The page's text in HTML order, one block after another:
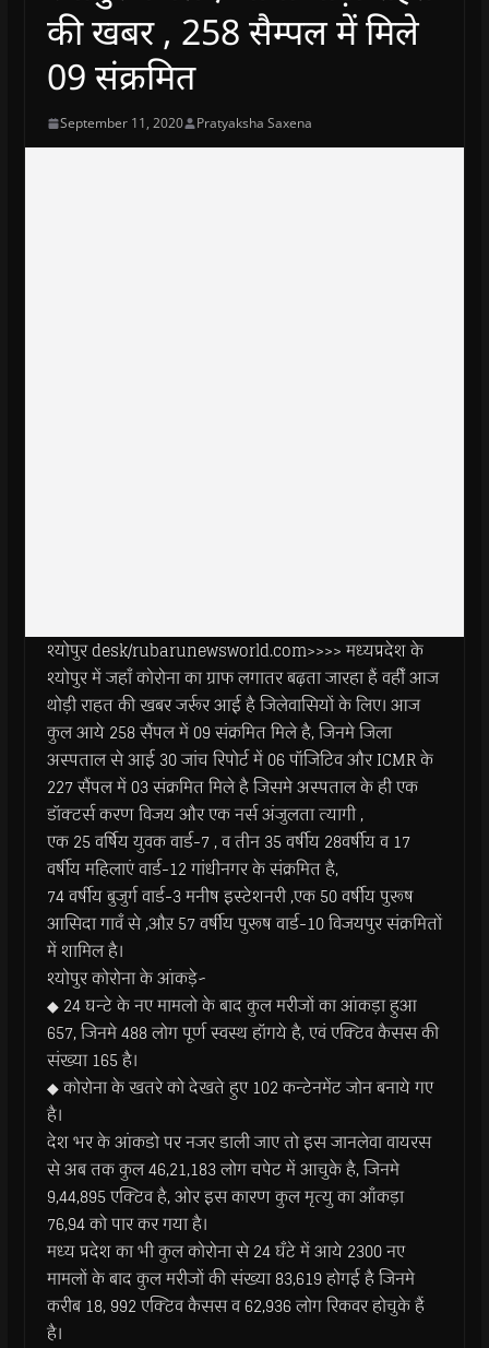
की खबर , 258 सैम्पल में मिले
09 संक्रमित
September 11, 2020 Pratyaksha Saxena
श्योपुर desk/rubarunewsworld.com>>>> मध्यप्रदेश के
श्योपुर में जहाँ कोरोना का ग्राफ लगातर बढ़ता जारहा हैं वहीँ आज
थोड़ी राहत की खबर जर्रूर आई है जिलेवासियों के लिए। आज
कुल आये 258 सैंपल में 09 संक्रमित मिले है, जिनमे जिला
अस्पताल से आई 30 जांच रिपोर्ट में 06 पॉजिटिव और ICMR के
227 सैंपल में 03 संक्रमित मिले है जिसमे अस्पताल के ही एक
डॉक्टर्स करण विजय और एक नर्स अंजुलता त्यागी ,
एक 25 वर्षिय युवक वार्ड-7 , व तीन 35 वर्षीय 28वर्षीय व 17
वर्षीय महिलाएं वार्ड-12 गांधीनगर के संक्रमित है,
74 वर्षीय बुजुर्ग वार्ड-3 मनीष इस्टेशनरी ,एक 50 वर्षीय पुरूष
आसिदा गावँ से ,औऱ 57 वर्षीय पुरूष वार्ड-10 विजयपुर संक्रमितों
में शामिल है।
श्योपुर कोरोना के आंकड़े~
◆ 24 घन्टे के नए मामलो के बाद कुल मरीजों का आंकड़ा हुआ
657, जिनमे 488 लोग पूर्ण स्वस्थ हॉगये है, एवं एक्टिव कैसस की
संख्या 165 है।
◆ कोरोना के खतरे को देखते हुए 102 कन्टेनमेंट जोन बनाये गए
है।
देश भर के आंकडो पर नजर डाली जाए तो इस जानलेवा वायरस
से अब तक कुल 46,21,183 लोग चपेट में आचुके है, जिनमे
9,44,895 एक्टिव है, ओर इस कारण कुल मृत्यु का आँकड़ा
76,94 को पार कर गया है।
मध्य प्रदेश का भी कुल कोरोना से 24 घँटे में आये 2300 नए
मामलों के बाद कुल मरीजों की संख्या 83,619 होगई है जिनमे
करीब 18, 992 एक्टिव कैसस व 62,936 लोग रिकवर होचुके हैं
है।